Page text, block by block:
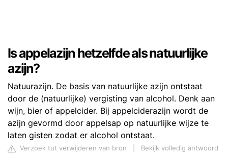
Is appelazijn hetzelfde als natuurlijke
azijn?
Natuurazijn. De basis van natuurlijke azijn ontstaat
door de (natuurlijke) vergisting van alcohol. Denk aan
wijn, bier of appelcider. Bij appelciderazijn wordt de
azijn gevormd door appelsap op natuurlijke wijze te
laten gisten zodat er alcohol ontstaat.
Verzoek tot verwijderen van bron
Bekijk volledig antwoord